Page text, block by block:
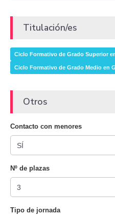
Titulación/es
Ciclo Formativo de Grado Superior
Ciclo Formativo de Grado Medio en
Otros
Contacto con menores
Nº de plazas
Tipo de jornada